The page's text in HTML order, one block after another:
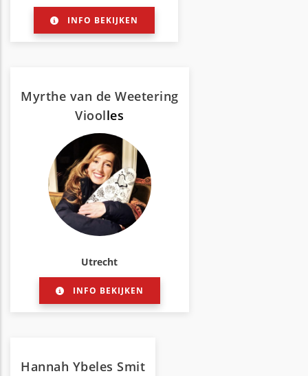
INFO BEKIJKEN
Myrthe van de Weetering
Vioolles
Utrecht
INFO BEKIJKEN
Hannah Ybeles Smit